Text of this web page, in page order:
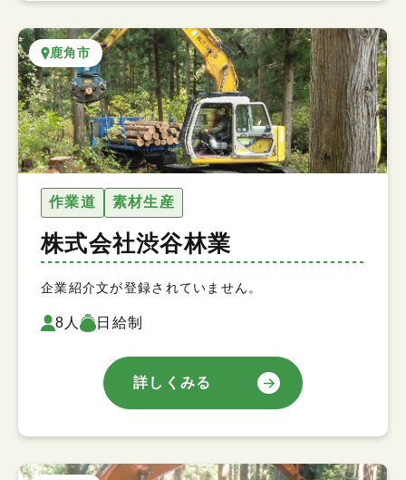
鹿角市
作業道 素材生産
株式会社渋谷林業
企業紹介文が登録されていません。
8人 日給制
詳しくみる